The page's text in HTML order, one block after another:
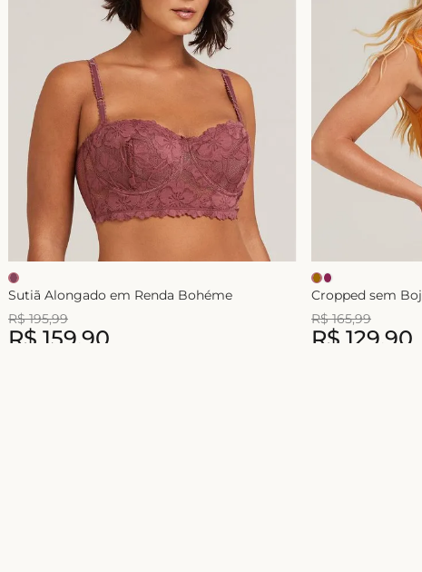
Sutiã Alongado em Renda Bohéme
R$ 195,99
R$ 159 90
Cropped sem
R$ 165,99
R$ 129 90